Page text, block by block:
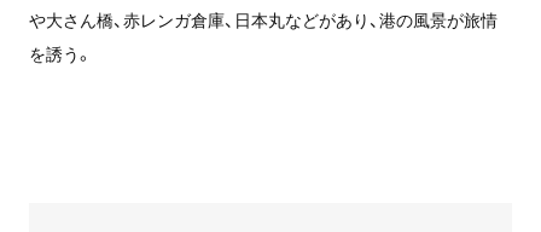
や大さん橋、赤レンガ倉庫、日本丸などがあり、港の風景が旅情
を誘う。